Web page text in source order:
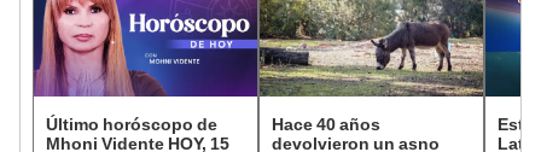
Último horóscopo de
Mhoni Vidente HOY, 15
Hace 40 años
devolvieron un asno
Este